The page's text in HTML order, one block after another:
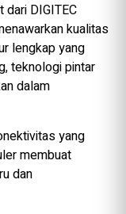
DIGITEC
kualitas
lengkap yang
teknologi pintar
dalam
yang
membuat
dan